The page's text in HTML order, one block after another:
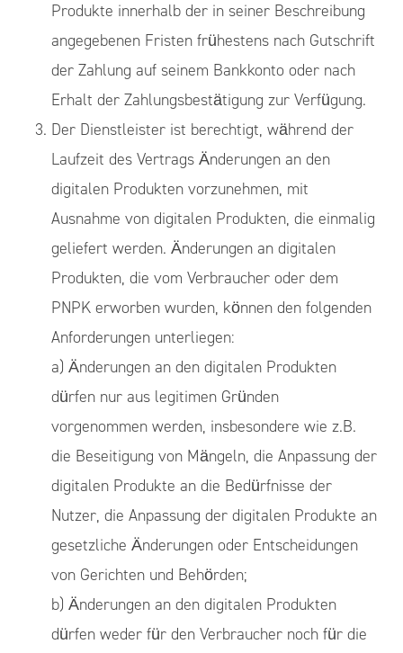
Produkte innerhalb der in seiner Beschreibung
angegebenen Fristen frühestens nach Gutschrift
der Zahlung auf seinem Bankkonto oder nach
Erhalt der Zahlungsbestätigung zur Verfügung.
Der Dienstleister ist berechtigt, während der
Laufzeit des Vertrags Änderungen an den
digitalen Produkten vorzunehmen, mit
Ausnahme von digitalen Produkten, die einmalig
geliefert werden. Änderungen an digitalen
Produkten, die vom Verbraucher oder dem
PNPK erworben wurden, können den folgenden
Anforderungen unterliegen:
a) Änderungen an den digitalen Produkten
dürfen nur aus legitimen Gründen
vorgenommen werden, insbesondere wie z.B.
die Beseitigung von Mängeln, die Anpassung der
digitalen Produkte an die Bedürfnisse der
Nutzer, die Anpassung der digitalen Produkte an
gesetzliche Änderungen oder Entscheidungen
von Gerichten und Behörden;
b) Änderungen an den digitalen Produkten
dürfen weder für den Verbraucher noch für die